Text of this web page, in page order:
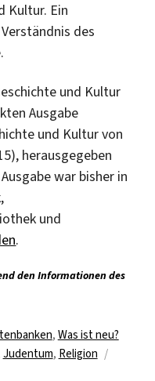
Kultur. Ein
des
und Kultur
Ausgabe
und Kultur von
herausgegeben
war bisher in
und
.
den Informationen des
, Was ist neu?
Judentum, Religion